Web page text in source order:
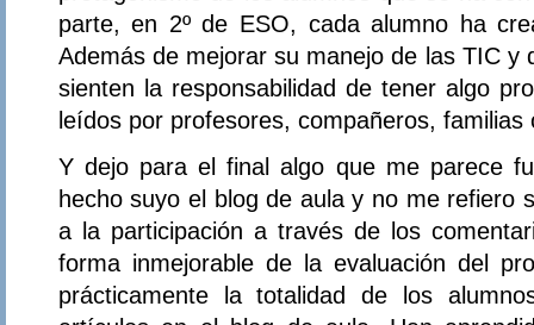
parte, en 2º de ESO, cada alumno ha
Además de mejorar su manejo de las TIC y
sienten la responsabilidad de tener algo
leídos por profesores, compañeros, familias
Y dejo para el final algo que me parece
hecho suyo el blog de aula y no me refiero
a la participación a través de los
forma inmejorable de la evaluación del
prácticamente la totalidad de los